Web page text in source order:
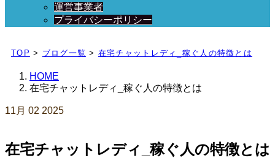
運営事業者
プライバシーポリシー
日々、ブログを更新中！
TOP > ブログ一覧 > 在宅チャットレディ_稼ぐ人の特徴とは
HOME
在宅チャットレディ_稼ぐ人の特徴とは
11月 02 2025
在宅チャットレディ_稼ぐ人の特徴とは